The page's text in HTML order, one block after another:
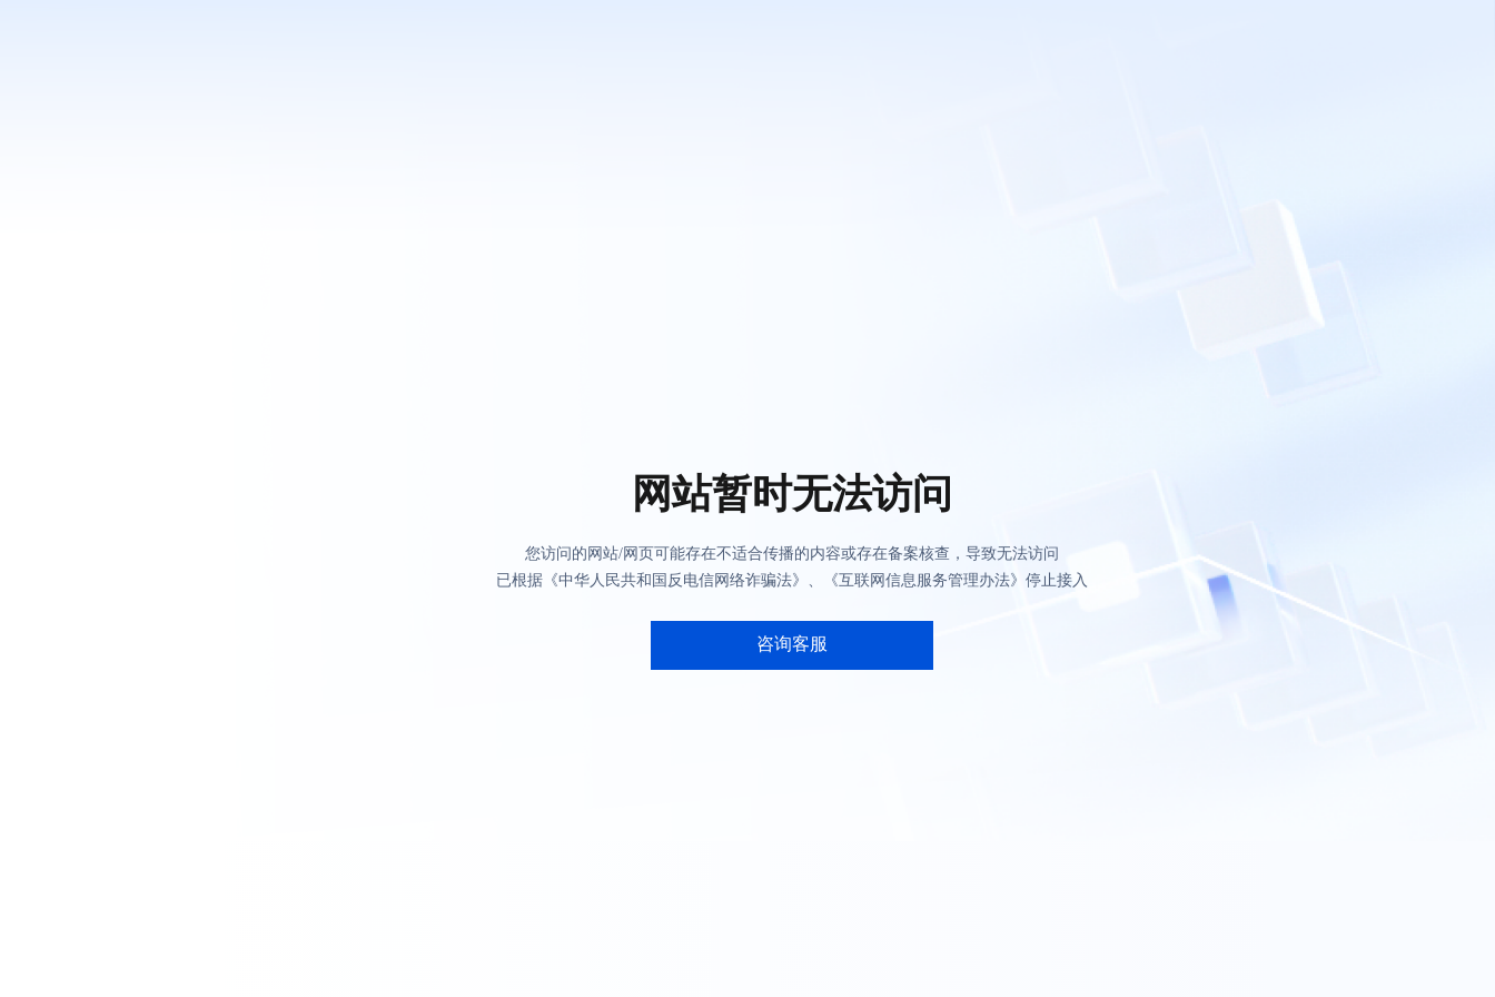
网站暂时无法访问
您访问的网站/网页可能存在不适合传播的内容或存在备案核查，导致无法访问
已根据《中华人民共和国反电信网络诈骗法》、《互联网信息服务管理办法》停止接入
咨询客服